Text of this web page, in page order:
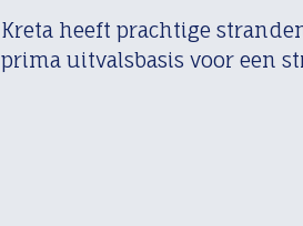
Kreta heeft prachtige
prima uitvalsbasis voor een